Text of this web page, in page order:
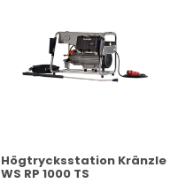
Högtrycksstation Kränzle
WS RP 1000 TS